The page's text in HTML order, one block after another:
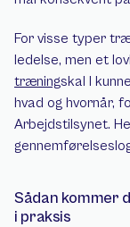
For visse typer
ledelse, men et
træningskal I
hvad og hvornår,
Arbejdstilsynet.
Sådan kommer
i praksis